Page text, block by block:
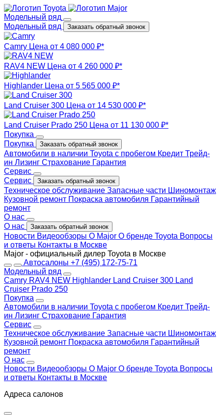
Модельный ряд
Модельный ряд
Заказать обратный звонок
Camry Цена от 4 080 000 ₽*
RAV4 NEW Цена от 4 260 000 ₽*
Highlander Цена от 5 565 000 ₽*
Land Cruiser 300 Цена от 14 530 000 ₽*
Land Cruiser Prado 250 Цена от 11 130 000 ₽*
Покупка
Покупка
Заказать обратный звонок
Автомобили в наличии Toyota с пробегом Кредит Трейд-
ин Лизинг Страхование Гарантия
Сервис
Сервис
Заказать обратный звонок
Техническое обслуживание Запасные части Шиномонтаж
Кузовной ремонт Покраска автомобиля Гарантийный
ремонт
О нас
О нас
Заказать обратный звонок
Новости Видеообзоры О Major О бренде Toyota Вопросы
и ответы Контакты в Москве
Major - официальный дилер Toyota в Москве
Автосалоны +7 (495) 172-75-71
Модельный ряд
Camry RAV4 NEW Highlander Land Cruiser 300 Land
Cruiser Prado 250
Покупка
Автомобили в наличии Toyota с пробегом Кредит Трейд-
ин Лизинг Страхование Гарантия
Сервис
Техническое обслуживание Запасные части Шиномонтаж
Кузовной ремонт Покраска автомобиля Гарантийный
ремонт
О нас
Новости Видеообзоры О Major О бренде Toyota Вопросы
и ответы Контакты в Москве
Адреса салонов